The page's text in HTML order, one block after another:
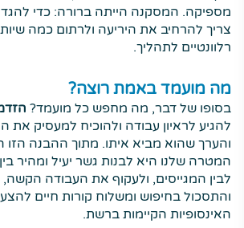
מספיקה. המסקנה הייתה ברורה: כדי
צריך להרחיב את היריעה ולרתום כמה
רלוונטיים לתהליך.
מה מועמד באמת רוצה?
בסופו של דבר, מה מחפש כל מועמד?
להגיע לראיון עבודה ולהוכיח למעסיק את
המטרה שלנו היא לבנות גשר יעיל ומהיר
לבין המגייסים, ולעקוף את העבודה הקשה,
והתסכול בחיפוש ומשלוח קורות חיים
האינסופיות הקיימות ברשת.